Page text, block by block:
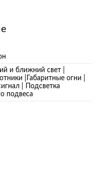
и ближний свет |
|Габаритные огни |
| Подсветка
подвеса